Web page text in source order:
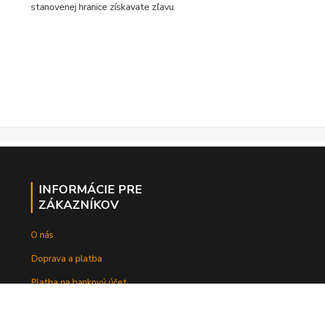
stanovenej hranice získavate zľavu.
INFORMÁCIE PRE
ZÁKAZNÍKOV
O nás
Doprava a platba
Platba na bankový účet